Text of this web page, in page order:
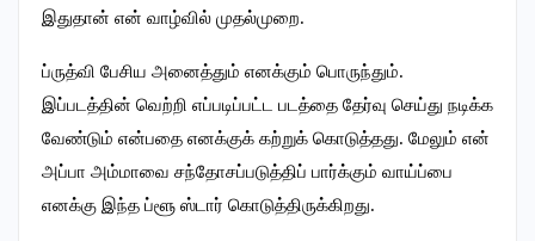
இதுதான் என் வாழ்வில் முதல்முறை.
ப்ருத்வி பேசிய அனைத்தும் எனக்கும் பொருந்தும்.
இப்படத்தின் வெற்றி எப்படிப்பட்ட படத்தை தேர்வு செய்து நடிக்க
வேண்டும் என்பதை எனக்குக் கற்றுக் கொடுத்தது. மேலும் என்
அப்பா அம்மாவை சந்தோசப்படுத்திப் பார்க்கும் வாய்ப்பை
எனக்கு இந்த ப்ளூ ஸ்டார் கொடுத்திருக்கிறது.